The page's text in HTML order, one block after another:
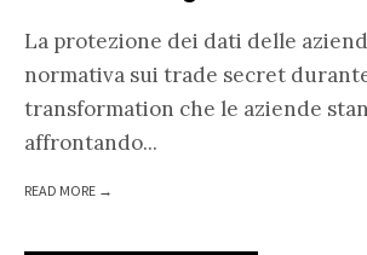
La protezione dei dati delle
normativa sui trade secret
transformation che le aziende
affrontando...
READ MORE →